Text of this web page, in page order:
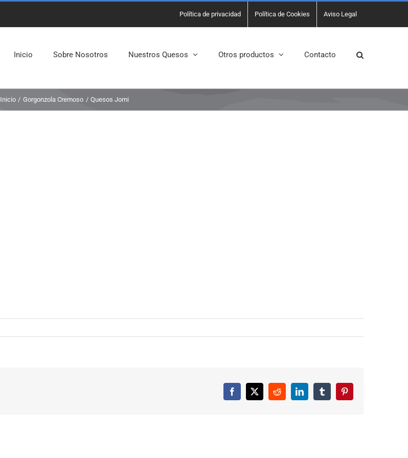
Política de privacidad Política de Cookies Aviso Legal
Inicio Sobre Nosotros Nuestros Quesos Otros productos Contacto
Inicio Gorgonzola Cremoso Quesos Jomi
Facebook
X RedditLinkedInTumblrPinterest